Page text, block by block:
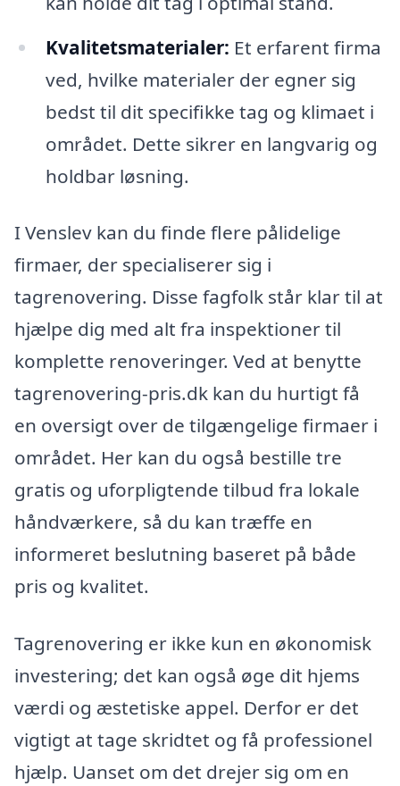
Kvalitetsmaterialer: Et erfarent firma
ved, hvilke materialer der egner sig
bedst til dit specifikke tag og klimaet i
området. Dette sikrer en langvarig og
holdbar løsning.
I Venslev kan du finde flere pålidelige
firmaer, der specialiserer sig i
tagrenovering. Disse fagfolk står klar til at
hjælpe dig med alt fra inspektioner til
komplette renoveringer. Ved at benytte
tagrenovering-pris.dk kan du hurtigt få
en oversigt over de tilgængelige firmaer i
området. Her kan du også bestille tre
gratis og uforpligtende tilbud fra lokale
håndværkere, så du kan træffe en
informeret beslutning baseret på både
pris og kvalitet.
Tagrenovering er ikke kun en økonomisk
investering; det kan også øge dit hjems
værdi og æstetiske appel. Derfor er det
vigtigt at tage skridtet og få professionel
hjælp. Uanset om det drejer sig om en